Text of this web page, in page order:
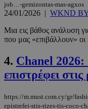
job…-gemizontas-mas-agxos
24/01/2026 | WKND
Μια εις βάθος ανάλυση
που μας «επιβάλλουν» οι
4. Chanel
επιστρέφει
https://m.must.com.cy/gr/
epistrefei-stis-rizes-tis-coco-